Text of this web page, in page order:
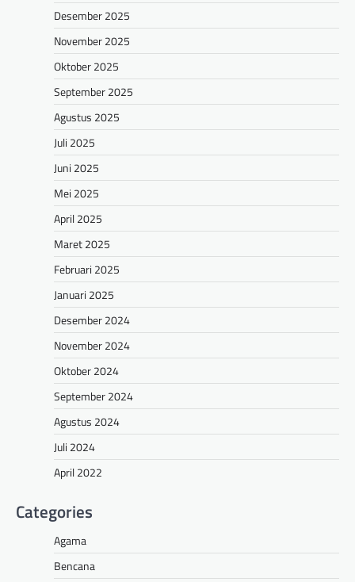
Desember 2025
November 2025
Oktober 2025
September 2025
Agustus 2025
Juli 2025
Juni 2025
Mei 2025
April 2025
Maret 2025
Februari 2025
Januari 2025
Desember 2024
November 2024
Oktober 2024
September 2024
Agustus 2024
Juli 2024
April 2022
Categories
Agama
Bencana